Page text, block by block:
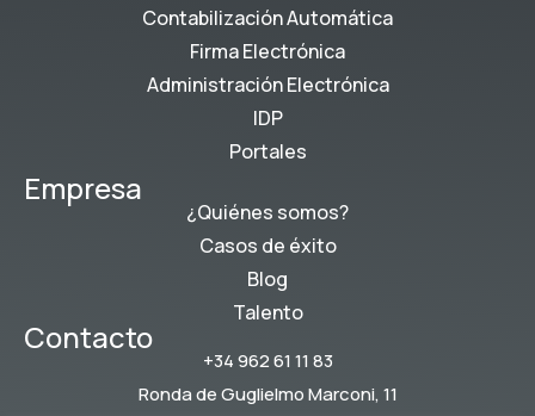
Contabilización Automática
Firma Electrónica
Administración Electrónica
IDP
Portales
Empresa
¿Quiénes somos?
Casos de éxito
Blog
Talento
Contacto
+34 962 61 11 83
Ronda de Guglielmo Marconi, 11